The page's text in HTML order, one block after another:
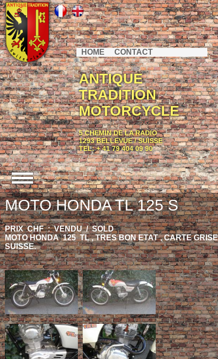
HOME CONTACT
ANTIQUE
TRADITION
MOTORCYCLE
5 CHEMIN DE LA RADIO
1293 BELLEVUE / SUISSE
TEL: + 41 79 404 09 90
MOTO HONDA TL 125 S
PRIX CHF : VENDU / SOLD
MOTO HONDA 125 TL , TRES BON ETAT , CARTE GRISE
SUISSE.